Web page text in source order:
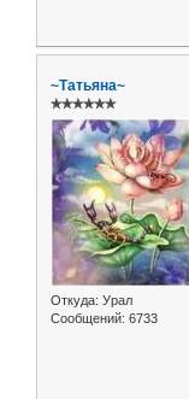
~Татьяна~
✯✯✯✯✯✯
Откуда: Урал
Сообщений: 6733